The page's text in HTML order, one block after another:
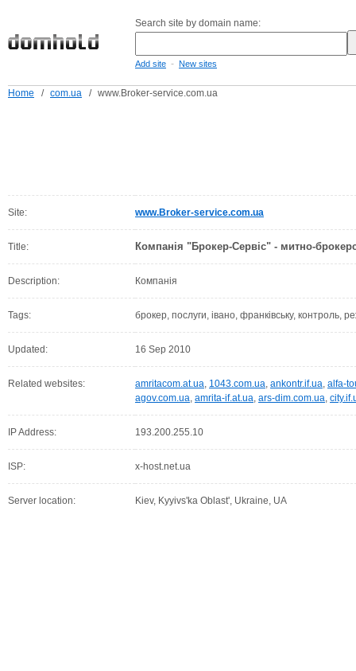
Search site by domain name:
Add site - New sites
Home / com.ua / www.Broker-service.com.ua
Site: www.Broker-service.com.ua
Title: Компанія "Брокер-Сервіс" - митно-
Description: Компанія
Tags: брокер, послуги, івано, франківську, контроль,
Updated: 16 Sep 2010
Related websites: amritacom.at.ua, 1043.com.ua, ankontr.if.ua, alfa-
agov.com.ua, amrita-if.at.ua, ars-dim.com.ua,
IP Address: 193.200.255.10
ISP: x-host.net.ua
Server location: Kiev, Kyyivs'ka Oblast', Ukraine, UA